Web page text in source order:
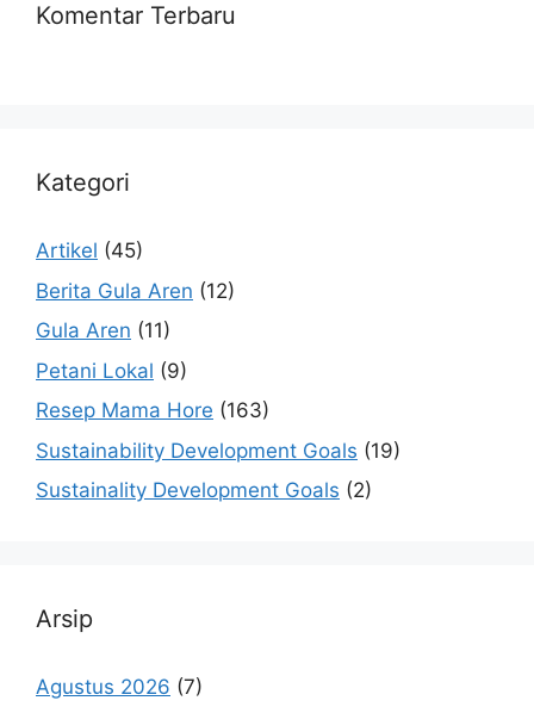
Komentar Terbaru
Kategori
Artikel (45)
Berita Gula Aren (12)
Gula Aren (11)
Petani Lokal (9)
Resep Mama Hore (163)
Sustainability Development Goals (19)
Sustainality Development Goals (2)
Arsip
Agustus 2026 (7)